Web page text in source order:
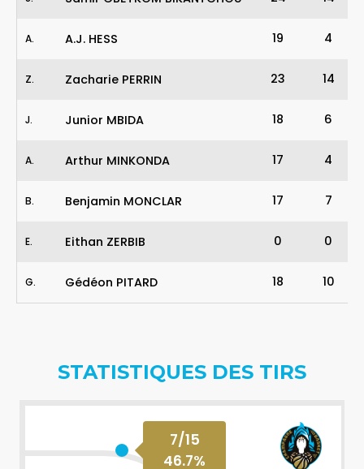
A.J. HESS
A. 19 4
Zacharie PERRIN
Z. 23 14
Junior MBIDA
J. 18 6
Arthur MINKONDA
A. 17 4
Benjamin MONCLAR
B. 17 7
Eithan ZERBIB
E. 0 0
Gédéon PITARD
G. 18 10
STATISTIQUES DES TIRS
7/15
46.7%